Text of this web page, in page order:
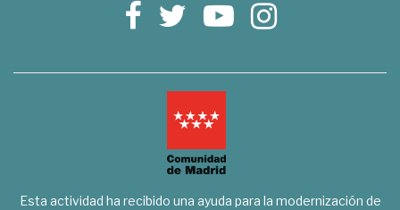
Esta actividad ha recibido una ayuda para la modernización de